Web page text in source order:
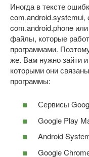
Иногда в тексте
com.android.systemui,
com.android.phone
файлы, которые
программами.
же. Вам нужно зайти
которыми они
программы:
Сервисы
Google Play
Android
Google